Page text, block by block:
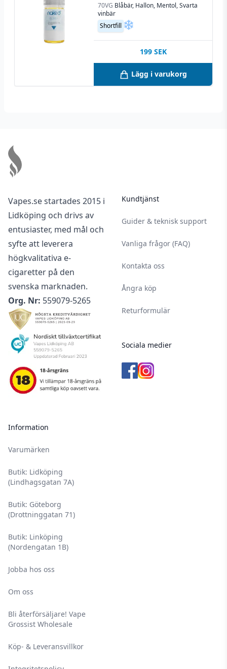
70VG Blåbär, Hallon, Mentol, Svarta
vinbär
Shortfill
199 SEK
Lägg i varukorg
Vapes.se startades 2015 i
Lidköping och drivs av
entusiaster, med mål och
syfte att leverera
högkvalitativa e-
cigaretter på den
svenska marknaden.
Org. Nr: 559079-5265
Information
Varumärken
Butik: Lidköping
(Lindhagsgatan 7A)
Butik: Göteborg
(Drottninggatan 71)
Butik: Linköping
(Nordengatan 1B)
Jobba hos oss
Om oss
Bli återförsäljare! Vape
Grossist Wholesale
Köp- & Leveransvillkor
Kundtjänst
Guider & teknisk support
Vanliga frågor (FAQ)
Kontakta oss
Ångra köp
Returformulär
Sociala medier